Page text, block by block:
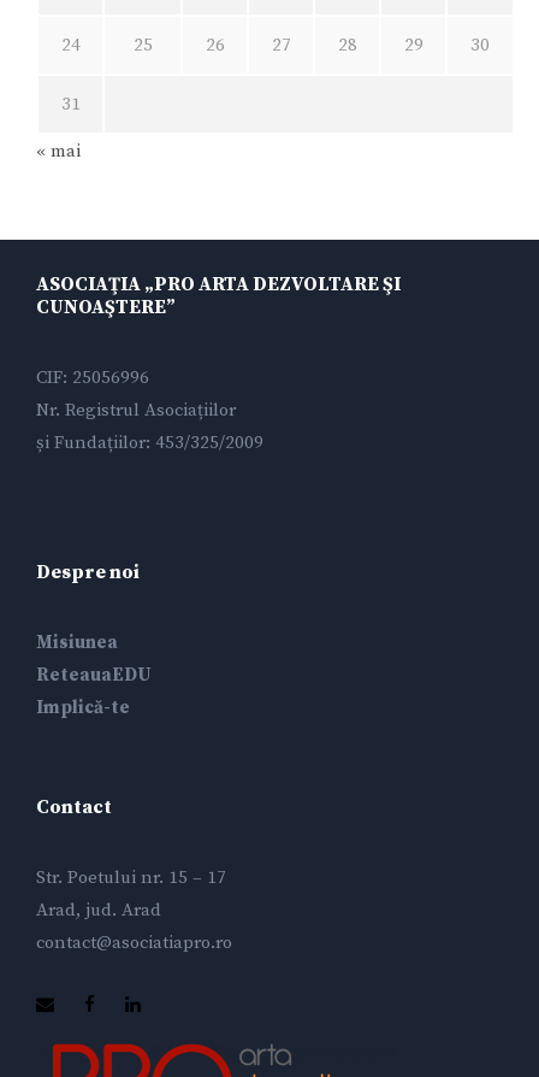
24 25 26 27 28 29 30
31
« mai
ASOCIAŢIA „PRO ARTA DEZVOLTARE ŞI
CUNOAŞTERE”
CIF: 25056996
Nr. Registrul Asociațiilor
și Fundațiilor: 453/325/2009
Despre noi
Misiunea
ReteauaEDU
Implică-te
Contact
Str. Poetului nr. 15 – 17
Arad, jud. Arad
contact@asociatiapro.ro